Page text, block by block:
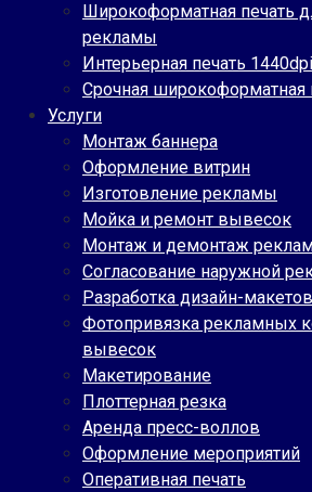
Широкоформатная печать
рекламы
Интерьерная печать
Срочная широкоформатная
Услуги
Монтаж баннера
Оформление витрин
Изготовление рекламы
Мойка и ремонт вывесок
Монтаж и демонтаж
Согласование наружной
Разработка дизайн-макетов
Фотопривязка рекламных
вывесок
Макетирование
Плоттерная резка
Аренда пресс-воллов
Оформление мероприятий
Оперативная печать